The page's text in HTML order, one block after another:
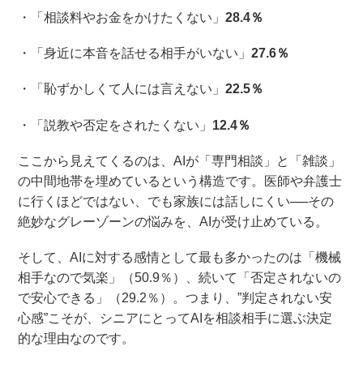
・「相談料やお金をかけたくない」28.4％
・「身近に本音を話せる相手がいない」27.6％
・「恥ずかしくて人には言えない」22.5％
・「説教や否定をされたくない」 12.4％
ここから見えてくるのは、AIが「専門相談」と「雑談」
の中間地帯を埋めているという構造です。医師や弁護士
に行くほどではない、でも家族には話しにくい──その
絶妙なグレーゾーンの悩みを、AIが受け止めている。
そして、AIに対する感情として最も多かったのは「機械
相手なので気楽」（50.9％）、続いて「否定されないの
で安心できる」（29.2％）。つまり、”判定されない安
心感”こそが、シニアにとってAIを相談相手に選ぶ決定
的な理由なのです。